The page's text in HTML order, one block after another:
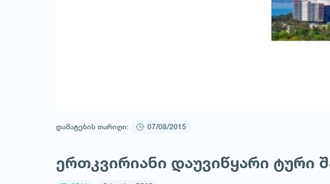
დამატების თარიღი: 07/08/2015
ერთკვირიანი დაუვიწყარი ტური